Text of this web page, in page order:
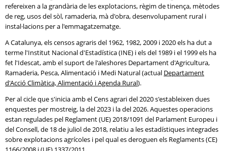
refereixen a la grandària de les explotacions, règim de tinença, mètodes
de reg, usos del sòl, ramaderia, mà d'obra, desenvolupament rural i
instal·lacions per a l'emmagatzematge.
A Catalunya, els censos agraris del 1962, 1982, 2009 i 2020 els ha dut a
terme l'Institut Nacional d'Estadística (INE) i els del 1989 i el 1999 els ha
fet l'Idescat, amb el suport de l'aleshores Departament d'Agricultura,
Ramaderia, Pesca, Alimentació i Medi Natural (actual Departament
d'Acció Climàtica, Alimentació i Agenda Rural).
Per al cicle que s'inicia amb el Cens agrari del 2020 s'estableixen dues
enquestes per mostreig, la del 2023 i la del 2026. Aquestes operacions
estan regulades pel Reglament (UE) 2018/1091 del Parlament Europeu i
del Consell, de 18 de juliol de 2018, relatiu a les estadístiques integrades
sobre explotacions agrícoles i pel qual es deroguen els Reglaments (CE)